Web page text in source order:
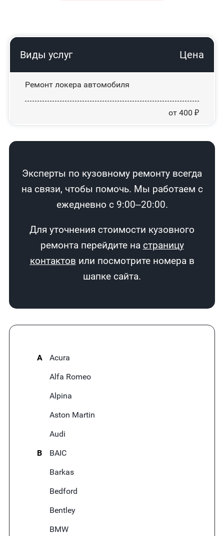
Виды услуг Цена
Ремонт локера автомобиля
от 400 ₽
Эксперты по кузовному ремонту всегда
на связи, чтобы помочь. Мы работаем с
ежедневно с 9:00–20:00.
Для уточнения стоимости кузовного
ремонта перейдите на страницу
контактов или посмотрите номера в
шапке сайта.
A
Acura
Alfa Romeo
Alpina
Aston Martin
Audi
B
BAIC
Barkas
Bedford
Bentley
BMW